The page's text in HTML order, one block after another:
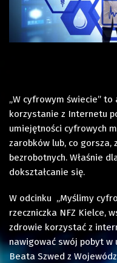
„W cyfrowym świecie”
korzystanie z Internetu
umiejętności cyfrowych
zarobków lub, co
bezrobotnych. Właśnie
dokształcanie się.
W odcinku „Myślimy
rzeczniczka NFZ Kielce,
zdrowie korzystać z
nawigować swój pobyt w
Beata Szwed z